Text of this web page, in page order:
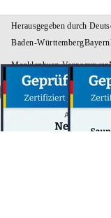
Herausgegeben durch
Baden-WürttembergBayern
Mecklenburg-Vorpommern